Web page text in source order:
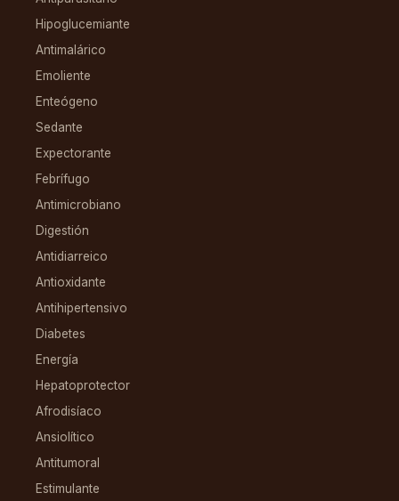
Hipoglucemiante
Antimalárico
Emoliente
Enteógeno
Sedante
Expectorante
Febrífugo
Antimicrobiano
Digestión
Antidiarreico
Antioxidante
Antihipertensivo
Diabetes
Energía
Hepatoprotector
Afrodisíaco
Ansiolítico
Antitumoral
Estimulante